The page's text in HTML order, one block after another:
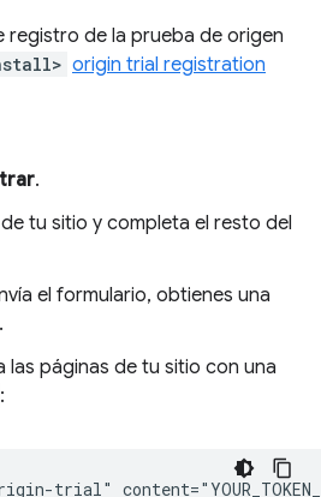
registro de la prueba de origen
origin trial registration
.
tu sitio y completa el resto del
el formulario, obtienes una
las páginas de tu sitio con una
: